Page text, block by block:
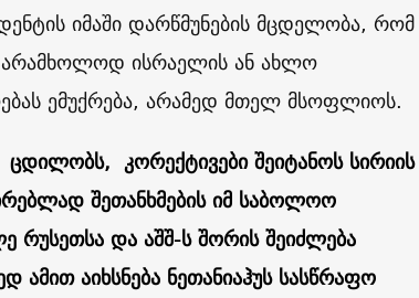
იმაში დარწმუნების მცდელობა, რომ
არამხოლოდ ისრაელის ან ახლო
ემუქრება, არამედ მთელ მსოფლიოს.
კორექტივები შეიტანოს სირიის
შეთანხმების იმ საბოლოო
რუსეთსა და აშშ-ს შორის შეიძლება
აიხსნება ნეთანიაჰუს სასწრაფო